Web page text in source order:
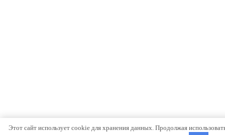
Этот сайт использует cookie для хранения данных. Продолжая